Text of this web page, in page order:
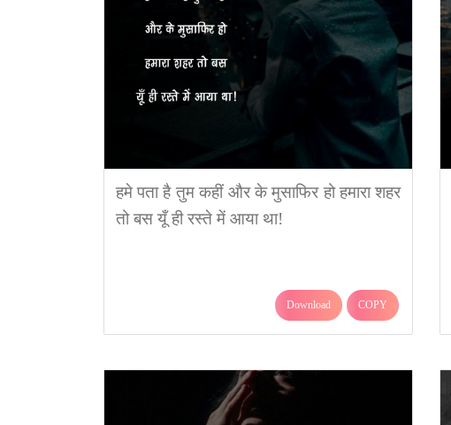
हमे पता है तुम कहीं और के मुसाफिर हो हमारा शहर
तो बस यूँ ही रस्ते में आया था!
Download COPY